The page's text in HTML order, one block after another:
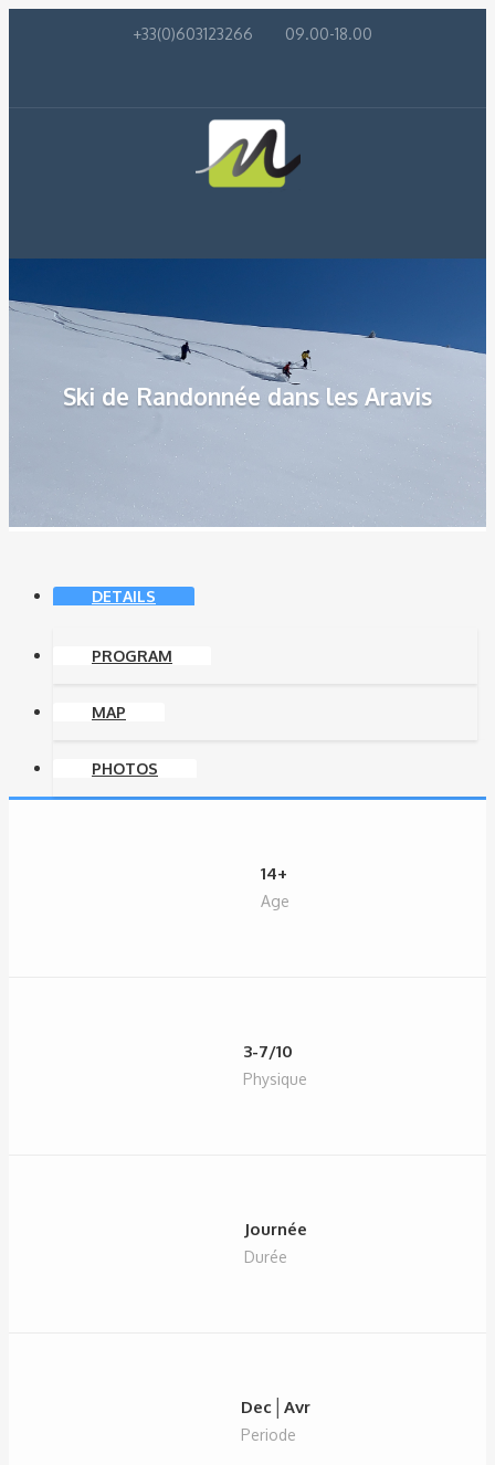
+33(0)603123266 09.00-18.00
Ski de Randonnée dans les Aravis
DETAILS
PROGRAM
MAP
PHOTOS
14+
Age
3-7/10
Physique
Journée
Durée
Dec│Avr
Periode